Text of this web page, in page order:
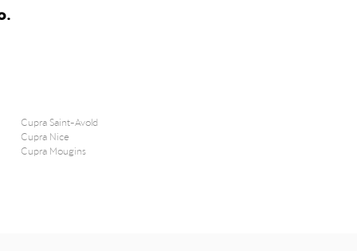
Cupra Saint-Avold
Cupra Nice
Cupra Mougins